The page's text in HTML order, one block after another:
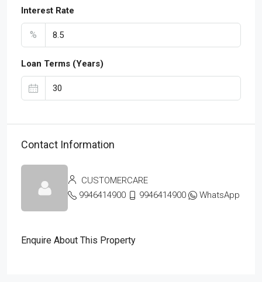
Interest Rate
%
Loan Terms (Years)
Contact Information
CUSTOMERCARE
9946414900
9946414900 WhatsApp
Enquire About This Property